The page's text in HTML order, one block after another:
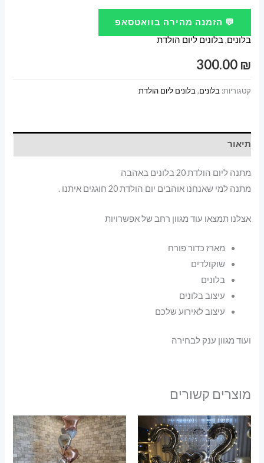
מתנה
הולדת
באהבה
💬 הזמנה מהירה בוואטסאפ
בלונים,בלונים ליום הולדת
300.00 ₪
קטגוריות: בלונים, בלונים ליום הולדת
תיאור
מתנה ליום הולדת 20 בלונים באהבה
מתנה למי שאנחנו אוהבים יום הולדת 20 חוגגים איתנו .
אצלנו תמצאו עוד מגוון רחב של אפשרויות
מארז כדור פורח
שוקולדים
בלונים
עיצוב בלונים
עיצוב לאירוע שלכם
ועוד מגוון ענק לבחירה
מוצרים קשורים